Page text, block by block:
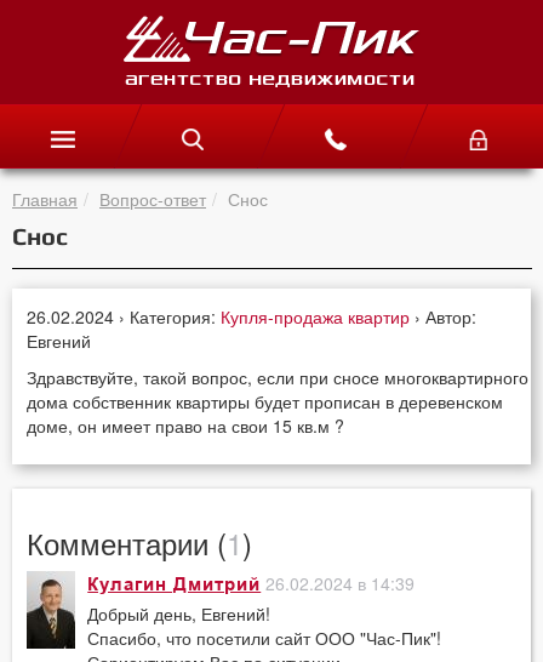
Главная Вопрос-ответ Снос
Снос
26.02.2024 › Категория: Купля-продажа квартир › Автор:
Евгений
Здравствуйте, такой вопрос, если при сносе многоквартирного
дома собственник квартиры будет прописан в деревенском
доме, он имеет право на свои 15 кв.м ?
Комментарии (1)
Кулагин Дмитрий 26.02.2024 в 14:39
Добрый день, Евгений!
Спасибо, что посетили сайт ООО "Час-Пик"!